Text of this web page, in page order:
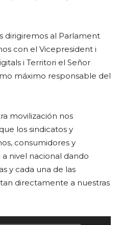
dirigiremos al Parlament
con el Vicepresident i
i Territori el Señor
máximo responsable del
movilización nos
los sindicatos y
consumidores y
nivel nacional dando
y cada una de las
directamente a nuestras